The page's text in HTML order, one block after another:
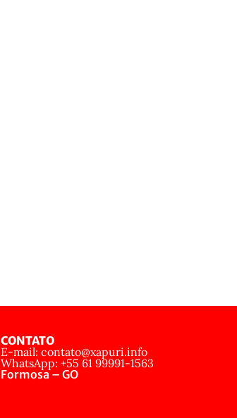
CONTATO
E-mail: contato@xapuri.info
WhatsApp: +55 61 99991-1563
Formosa – GO